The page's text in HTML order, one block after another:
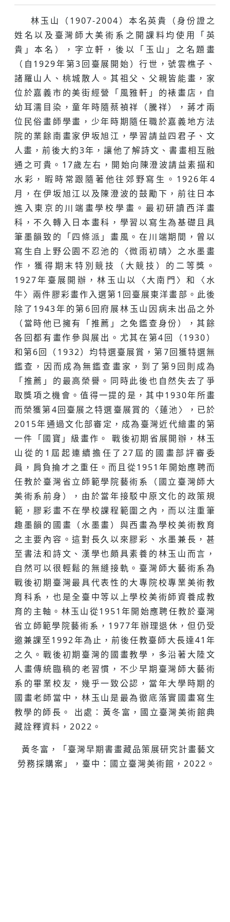
林玉山（1907-2004）本名英貴（身份證之
姓名以及臺灣師大美術系之開課料均使用「英
貴」本名），字立軒，後以「玉山」之名題畫
（自1929年第3回臺展開始）行世，號雲樵子、
諸羅山人、桃城散人。其祖父、父親皆能畫，家
位於嘉義市的美街經營「風雅軒」的裱畫店，自
幼耳濡目染，童年時隨蔡禎祥（騰祥），蔣才兩
位民俗畫師學畫，少年時期隨任職於嘉義地方法
院的業餘南畫家伊坂旭江，學習請益四君子、文
人畫，前後大約3年，讓他了解詩文、書畫相互融
通之可貴。17歲左右，開始向陳澄波請益素描和
水彩，暇時常跟隨著他往郊野寫生。1926年4
月，在伊坂旭江以及陳澄波的鼓勵下，前往日本
進入東京的川端畫學校學畫。最初研讀西洋畫
科，不久轉入日本畫科，學習以寫生為基礎且具
筆墨韻致的「四條派」畫風。在川端期間，曾以
寫生自上野公園不忍池的〈微雨初晴〉之水墨畫
作，獲得期末特別競技（大競技）的二等獎。
1927年臺展開辦，林玉山以〈大南門〉和〈水
牛〉兩件膠彩畫作入選第1回臺展東洋畫部。此後
除了1943年的第6回府展林玉山因病未出品之外
（當時他已擁有「推薦」之免鑑查身份），其餘
各回都有畫作參與展出。尤其在第4回（1930）
和第6回（1932）均特選臺展賞，第7回獲特選無
鑑查，因而成為無鑑查畫家，到了第9回則成為
「推薦」的最高榮譽。同時此後也自然失去了爭
取獎項之機會。值得一提的是，其中1930年所畫
而榮獲第4回臺展之特選臺展賞的〈蓮池〉，已於
2015年通過文化部審定，成為臺灣近代繪畫的第
一件「國寶」級畫作。 戰後初期省展開辦，林玉
山從的1屆起連續擔任了27屆的國畫部評審委
員，肩負掄才之重任。而且從1951年開始應聘而
任教於臺灣省立師範學院藝術系（國立臺灣師大
美術系前身），由於當年接駁中原文化的政策規
範，膠彩畫不在學校課程範圍之內，而以注重筆
趣墨韻的國畫（水墨畫）與西畫為學校美術教育
之主要內容。這對長久以來膠彩、水墨兼長，甚
至書法和詩文、漢學也頗具素養的林玉山而言，
自然可以很輕鬆的無縫接軌。臺灣師大藝術系為
戰後初期臺灣最具代表性的大專院校專業美術教
育科系，也是全臺中等以上學校美術師資養成教
育的主軸。林玉山從1951年開始應聘任教於臺灣
省立師範學院藝術系，1977年辦理退休，但仍受
邀兼課至1992年為止，前後任教臺師大長達41年
之久。戰後初期臺灣的國畫教學，多沿著大陸文
人畫傳統臨稿的老習慣，不少早期臺灣師大藝術
系的畢業校友，幾乎一致公認，當年大學時期的
國畫老師當中，林玉山是最為徹底落實國畫寫生
教學的師長。 出處：黃冬富，國立臺灣美術館典
藏詮釋資料，2022。
黃冬富，「臺灣早期書畫藏品策展研究計畫藝文
勞務採購案」，臺中：國立臺灣美術館，2022。